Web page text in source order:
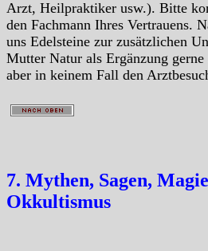
Arzt, Heilpraktiker usw.). Bitte
den Fachmann Ihres Vertrauens.
uns Edelsteine zur zusätzlichen
Mutter Natur als Ergänzung
aber in keinem Fall den
7. Mythen, Sagen,
Okkultismus